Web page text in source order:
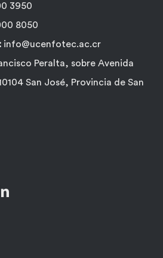
3950
8050
info@ucenfotec.ac.cr
Peralta, sobre Avenida
San José, Provincia de San